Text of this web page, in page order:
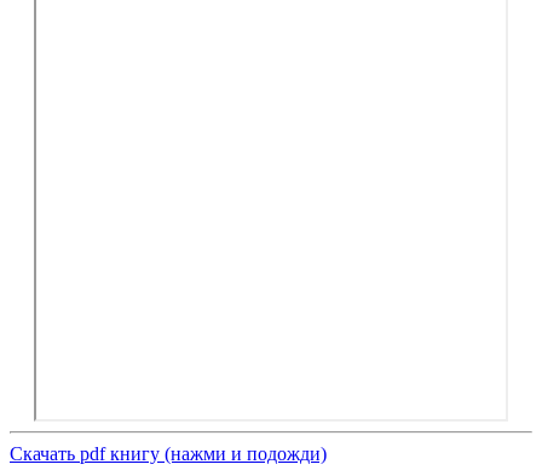
Скачать pdf книгу (нажми и подожди)